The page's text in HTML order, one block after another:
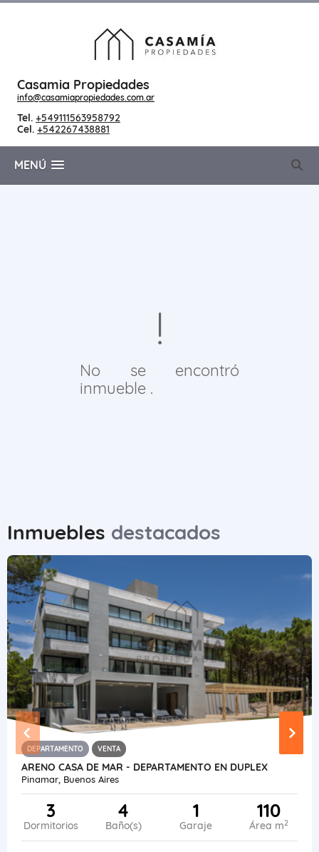
Casamia Propiedades
info@casamiapropiedades.com.ar
Tel. +549111563958792
Cel. +542267438881
MENÚ
No se encontró
inmueble .
Inmuebles destacados
DEPARTAMENTO VENTA
ARENO CASA DE MAR - DEPARTAMENTO EN DUPLEX
Pinamar, Buenos Aires
3
Dormitorios
4
Baño(s)
1
Garaje
110
Área m2